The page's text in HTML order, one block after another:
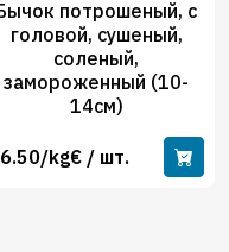
потрошеный, с
головой, сушеный,
соленый,
замороженный (10-
14см)
kg€ / шт.